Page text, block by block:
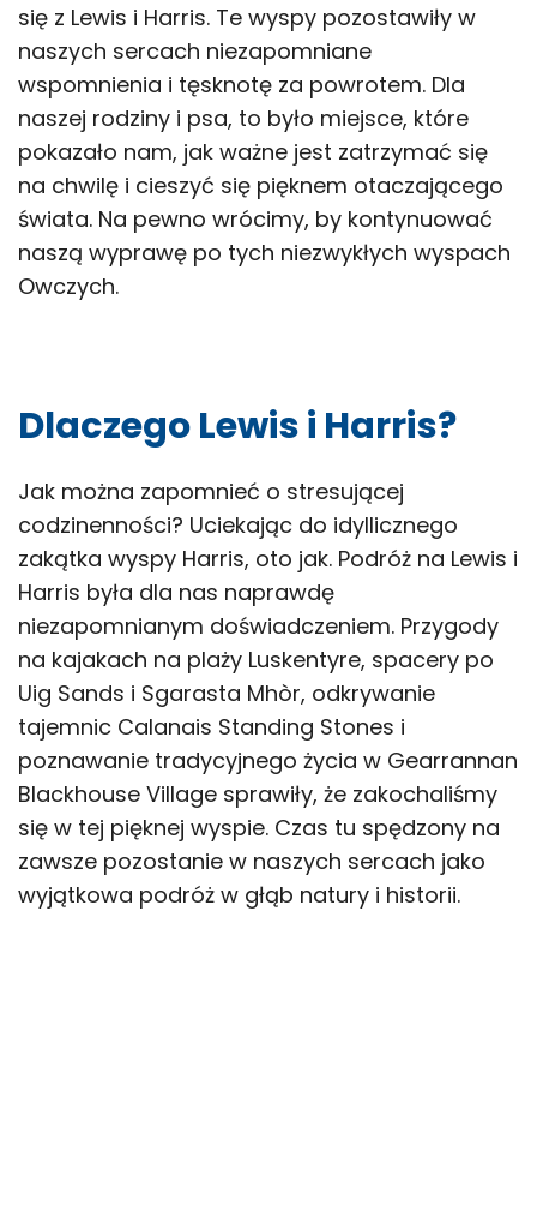
się z Lewis i Harris. Te wyspy pozostawiły w
naszych sercach niezapomniane
wspomnienia i tęsknotę za powrotem. Dla
naszej rodziny i psa, to było miejsce, które
pokazało nam, jak ważne jest zatrzymać się
na chwilę i cieszyć się pięknem otaczającego
świata. Na pewno wrócimy, by kontynuować
naszą wyprawę po tych niezwykłych wyspach
Owczych.
Dlaczego Lewis i Harris?
Jak można zapomnieć o stresującej
codzinenności? Uciekając do idyllicznego
zakątka wyspy Harris, oto jak. Podróż na Lewis i
Harris była dla nas naprawdę
niezapomnianym doświadczeniem. Przygody
na kajakach na plaży Luskentyre, spacery po
Uig Sands i Sgarasta Mhòr, odkrywanie
tajemnic Calanais Standing Stones i
poznawanie tradycyjnego życia w Gearrannan
Blackhouse Village sprawiły, że zakochaliśmy
się w tej pięknej wyspie. Czas tu spędzony na
zawsze pozostanie w naszych sercach jako
wyjątkowa podróż w głąb natury i historii.